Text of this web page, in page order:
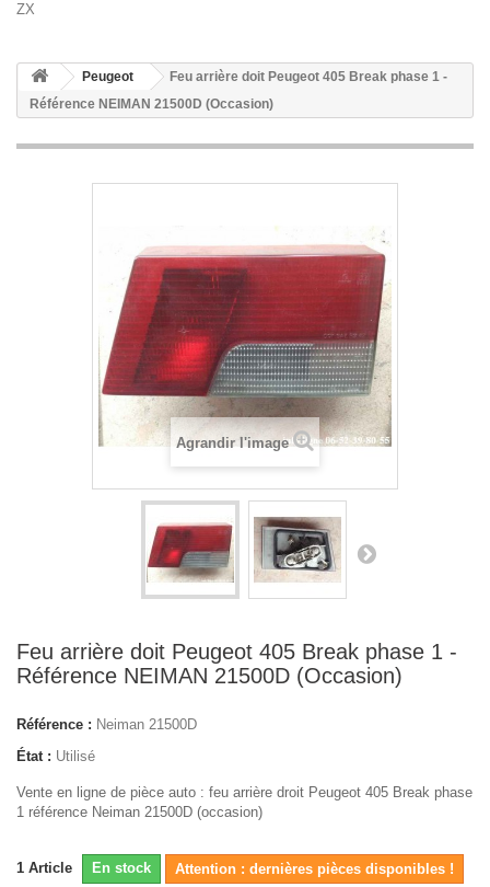
ZX
Peugeot
Feu arrière doit Peugeot 405 Break phase 1 -
Référence NEIMAN 21500D (Occasion)
Agrandir l'image
Feu arrière doit Peugeot 405 Break phase 1 -
Référence NEIMAN 21500D (Occasion)
Référence : Neiman 21500D
État : Utilisé
Vente en ligne de pièce auto : feu arrière droit Peugeot 405 Break phase
1 référence Neiman 21500D (occasion)
1 Article En stock Attention : dernières pièces disponibles !